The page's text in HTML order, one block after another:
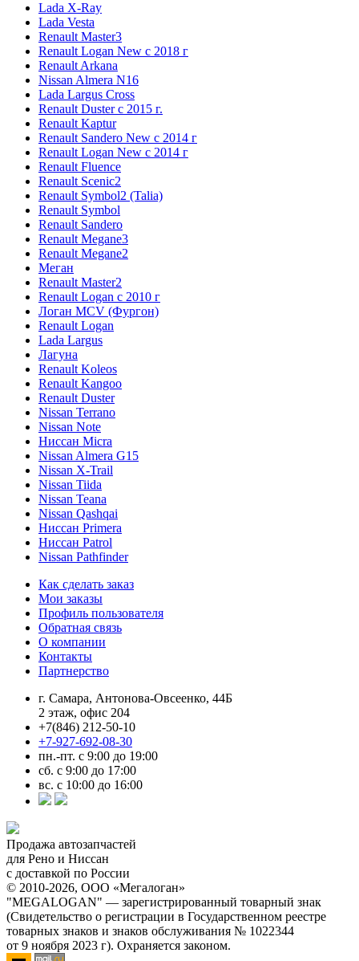
Lada X-Ray
Lada Vesta
Renault Master3
Renault Logan New с 2018 г
Renault Arkana
Nissan Almera N16
Lada Largus Cross
Renault Duster с 2015 г.
Renault Kaptur
Renault Sandero New с 2014 г
Renault Logan New с 2014 г
Renault Fluence
Renault Scenic2
Renault Symbol2 (Talia)
Renault Symbol
Renault Sandero
Renault Megane3
Renault Megane2
Меган
Renault Master2
Renault Logan c 2010 г
Логан МСV (Фургон)
Renault Logan
Lada Largus
Лагуна
Renault Koleos
Renault Kangoo
Renault Duster
Nissan Terrano
Nissan Note
Ниссан Micra
Nissan Almera G15
Nissan X-Trail
Nissan Tiida
Nissan Teana
Nissan Qashqai
Ниссан Primera
Ниссан Patrol
Nissan Pathfinder
Как сделать заказ
Мои заказы
Профиль пользователя
Обратная связь
О компании
Контакты
Партнерство
г. Самара, Антонова-Овсеенко, 44Б
2 этаж, офис 204
+7(846) 212-50-10
+7-927-692-08-30
пн.-пт. с 9:00 до 19:00
сб. с 9:00 до 17:00
вс. с 10:00 до 16:00
Продажа автозапчастей
для Рено и Ниссан
с доставкой по России
© 2010-2026, ООО «Мегалоган»
"MEGALOGAN" — зарегистрированный товарный знак
(Свидетельство о регистрации в Государственном реестре
товарных знаков и знаков обслуживания № 1022344
от 9 ноября 2023 г). Охраняется законом.